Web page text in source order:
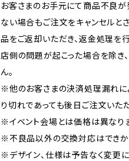
お客さまのお手元にて商品不良
ない場合もご注文をキャンセルと
品をご返却いただき、返金処理を
店側の問題が起こった場合を除き
ん。
※他のお客さまの決済処理漏れに
り切れであっても後日ご注文いた
※イベント会場とは価格は異なりま
※不良品以外の交換対応はできか
※デザイン、仕様は予告なく変更